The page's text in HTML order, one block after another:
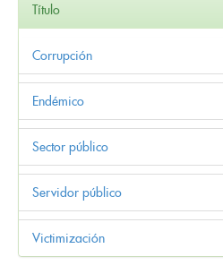
Título
Corrupción
Endémico
Sector público
Servidor público
Victimización